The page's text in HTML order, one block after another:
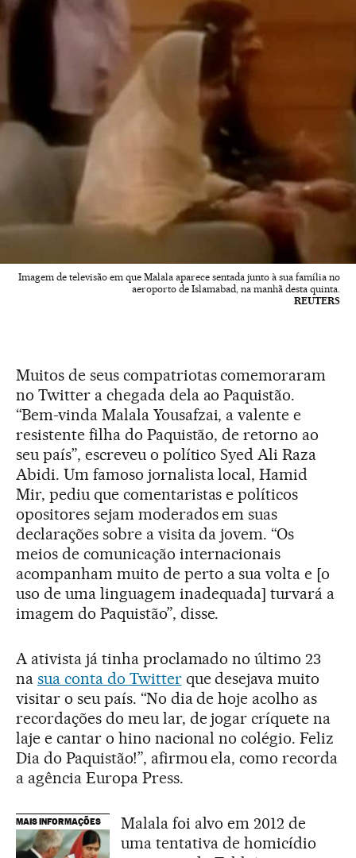
Imagem de televisão em que Malala aparece sentada junto à sua família no
aeroporto de Islamabad, na manhã desta quinta.
REUTERS
Muitos de seus compatriotas comemoraram
no Twitter a chegada dela ao Paquistão.
“Bem-vinda Malala Yousafzai, a valente e
resistente filha do Paquistão, de retorno ao
seu país”, escreveu o político Syed Ali Raza
Abidi. Um famoso jornalista local, Hamid
Mir, pediu que comentaristas e políticos
opositores sejam moderados em suas
declarações sobre a visita da jovem. “Os
meios de comunicação internacionais
acompanham muito de perto a sua volta e [o
uso de uma linguagem inadequada] turvará a
imagem do Paquistão”, disse.
A ativista já tinha proclamado no último 23
na sua conta do Twitterque desejava muito
visitar o seu país. “No dia de hoje acolho as
recordações do meu lar, de jogar críquete na
laje e cantar o hino nacional no colégio. Feliz
Dia do Paquistão!”, afirmou ela, como recorda
a agência Europa Press.
MAIS INFORMAÇÕES
Malala foi alvo em 2012 de
uma tentativa de homicídio